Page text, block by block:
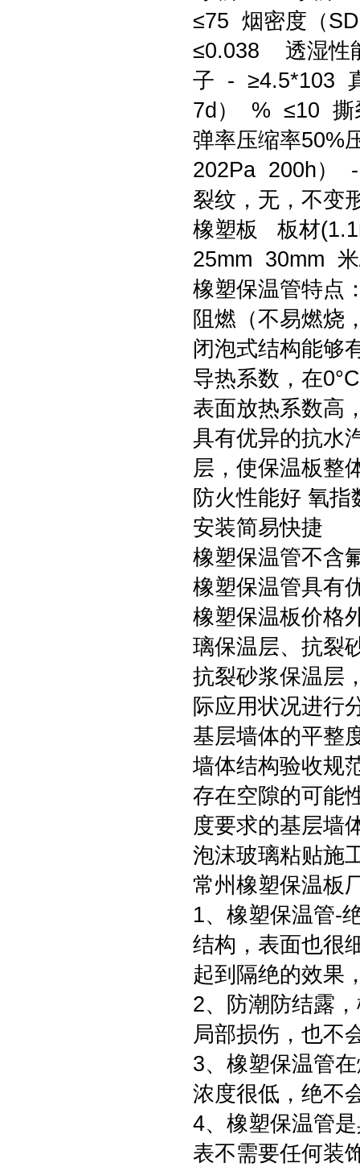
≤75 烟密度（
≤0.038 透湿性
子 - ≥4.5*103
7d） % ≤10 撕
弹率压缩率50%
202Pa 200h）
裂纹，无，不
橡塑板 板材
25mm 30mm
橡塑保温管特点
阻燃（不易燃烧
闭泡式结构能够
导热系数，在
表面放热系数高
具有优异的抗水
层，使保温板整
防火性能好 氧指
安装简易快捷
橡塑保温管不含
橡塑保温管具有
橡塑保温板价格
璃保温层、抗裂
抗裂砂浆保温层
际应用状况进行
基层墙体的平整
墙体结构验收规
存在空隙的可能
度要求的基层墙
泡沫玻璃粘贴施
常州橡塑保温板
1、橡塑保温管-
结构，表面也很
起到隔绝的效果
2、防潮防结露
局部损伤，也不
3、橡塑保温管
浓度很低，绝不
4、橡塑保温管
表不需要任何装